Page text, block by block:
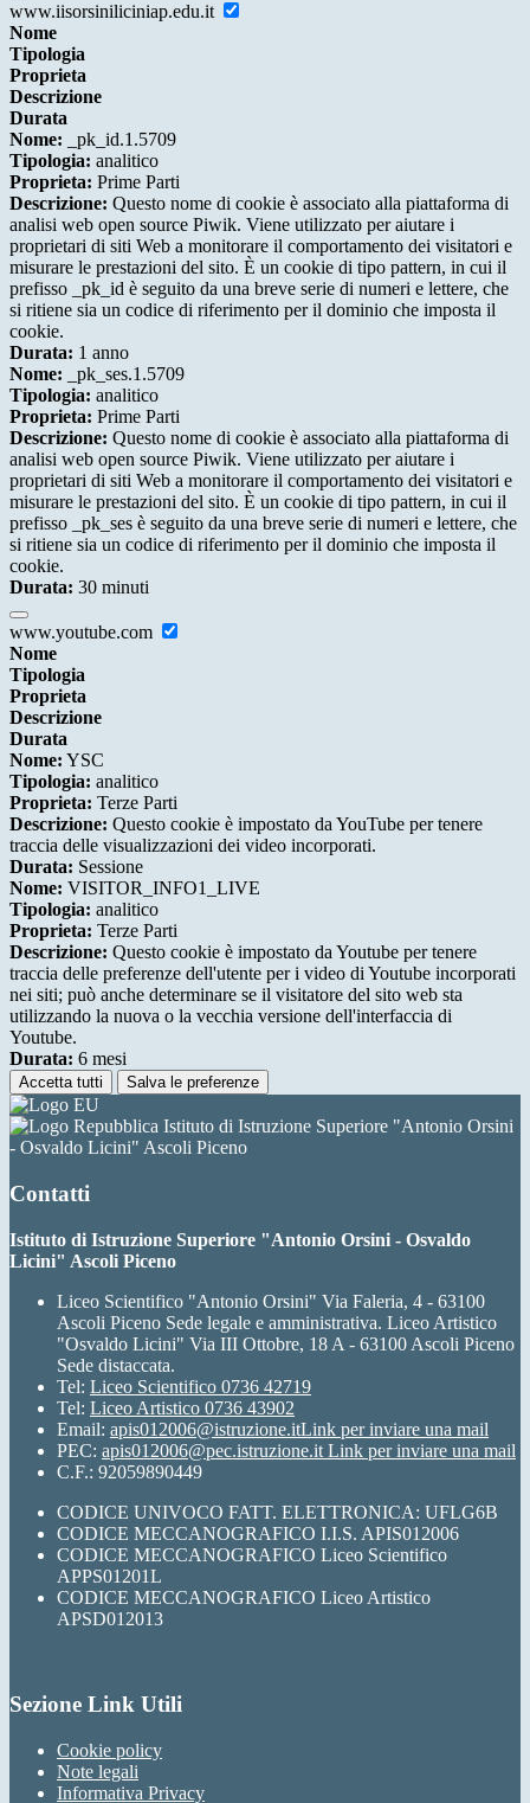
www.iisorsiniliciniap.edu.it
Nome
Tipologia
Proprieta
Descrizione
Durata
Nome: _pk_id.1.5709
Tipologia: analitico
Proprieta: Prime Parti
Descrizione: Questo nome di cookie è associato alla piattaforma di
analisi web open source Piwik. Viene utilizzato per aiutare i
proprietari di siti Web a monitorare il comportamento dei visitatori e
misurare le prestazioni del sito. È un cookie di tipo pattern, in cui il
prefisso _pk_id è seguito da una breve serie di numeri e lettere, che
si ritiene sia un codice di riferimento per il dominio che imposta il
cookie.
Durata: 1 anno
Nome: _pk_ses.1.5709
Tipologia: analitico
Proprieta: Prime Parti
Descrizione: Questo nome di cookie è associato alla piattaforma di
analisi web open source Piwik. Viene utilizzato per aiutare i
proprietari di siti Web a monitorare il comportamento dei visitatori e
misurare le prestazioni del sito. È un cookie di tipo pattern, in cui il
prefisso _pk_ses è seguito da una breve serie di numeri e lettere, che
si ritiene sia un codice di riferimento per il dominio che imposta il
cookie.
Durata: 30 minuti
www.youtube.com
Nome
Tipologia
Proprieta
Descrizione
Durata
Nome: YSC
Tipologia: analitico
Proprieta: Terze Parti
Descrizione: Questo cookie è impostato da YouTube per tenere
traccia delle visualizzazioni dei video incorporati.
Durata: Sessione
Nome: VISITOR_INFO1_LIVE
Tipologia: analitico
Proprieta: Terze Parti
Descrizione: Questo cookie è impostato da Youtube per tenere
traccia delle preferenze dell'utente per i video di Youtube incorporati
nei siti; può anche determinare se il visitatore del sito web sta
utilizzando la nuova o la vecchia versione dell'interfaccia di
Youtube.
Durata: 6 mesi
Accetta tutti Salva le preferenze
Istituto di Istruzione Superiore "Antonio Orsini
- Osvaldo Licini" Ascoli Piceno
Contatti
Istituto di Istruzione Superiore "Antonio Orsini - Osvaldo
Licini" Ascoli Piceno
Liceo Scientifico "Antonio Orsini" Via Faleria, 4 - 63100
Ascoli Piceno Sede legale e amministrativa. Liceo Artistico
"Osvaldo Licini" Via III Ottobre, 18 A - 63100 Ascoli Piceno
Sede distaccata.
Tel: Liceo Scientifico 0736 42719
Tel: Liceo Artistico 0736 43902
Email: apis012006@istruzione.itLink per inviare una mail
PEC: apis012006@pec.istruzione.it Link per inviare una mail
C.F.: 92059890449
CODICE UNIVOCO FATT. ELETTRONICA: UFLG6B
CODICE MECCANOGRAFICO I.I.S. APIS012006
CODICE MECCANOGRAFICO Liceo Scientifico
APPS01201L
CODICE MECCANOGRAFICO Liceo Artistico
APSD012013
Sezione Link Utili
Cookie policy
Note legali
Informativa Privacy